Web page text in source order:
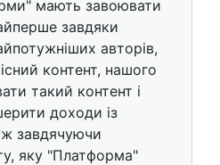
мають завоювати
завдяки
авторів,
контент, нашого
такий контент і
доходи із
завдячуючи
яку "Платформа"